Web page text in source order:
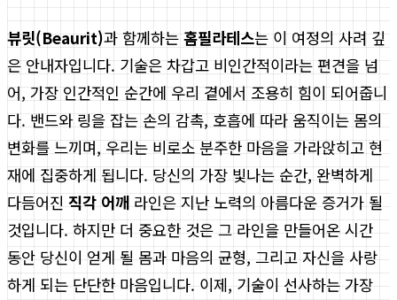
뷰릿(Beaurit)과 함께하는 홈필라테스는 이 여정의 사려 깊
은 안내자입니다. 기술은 차갑고 비인간적이라는 편견을 넘
어, 가장 인간적인 순간에 우리 곁에서 조용히 힘이 되어줍니
다. 밴드와 링을 잡는 손의 감촉, 호흡에 따라 움직이는 몸의
변화를 느끼며, 우리는 비로소 분주한 마음을 가라앉히고 현
재에 집중하게 됩니다. 당신의 가장 빛나는 순간, 완벽하게
다듬어진 직각 어깨 라인은 지난 노력의 아름다운 증거가 될
것입니다. 하지만 더 중요한 것은 그 라인을 만들어온 시간
동안 당신이 얻게 될 몸과 마음의 균형, 그리고 자신을 사랑
하게 되는 단단한 마음입니다. 이제, 기술이 선사하는 가장